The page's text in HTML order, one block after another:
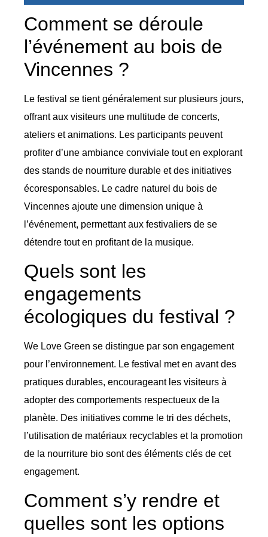
Comment se déroule
l’événement au bois de
Vincennes ?
Le festival se tient généralement sur plusieurs jours,
offrant aux visiteurs une multitude de concerts,
ateliers et animations. Les participants peuvent
profiter d’une ambiance conviviale tout en explorant
des stands de nourriture durable et des initiatives
écoresponsables. Le cadre naturel du bois de
Vincennes ajoute une dimension unique à
l’événement, permettant aux festivaliers de se
détendre tout en profitant de la musique.
Quels sont les
engagements
écologiques du festival ?
We Love Green se distingue par son engagement
pour l’environnement. Le festival met en avant des
pratiques durables, encourageant les visiteurs à
adopter des comportements respectueux de la
planète. Des initiatives comme le tri des déchets,
l’utilisation de matériaux recyclables et la promotion
de la nourriture bio sont des éléments clés de cet
engagement.
Comment s’y rendre et
quelles sont les options